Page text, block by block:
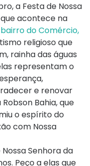
a Festa de Nossa
acontece na
do Comércio,
religioso que
rainha das águas
representam o
e renovar
Bahia, que
o espírito do
com Nossa
Senhora da
Peço a elas que